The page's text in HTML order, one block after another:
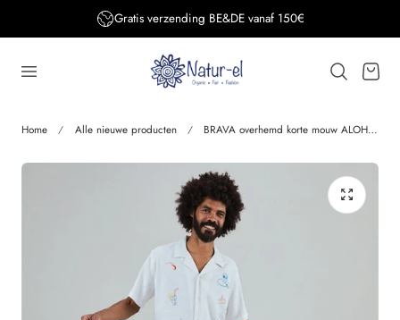
Gratis verzending BE&DE vanaf 150€
Home Alle nieuwe producten BRAVA overhemd korte mouw ALOHA CHIRINGGUITO linnen ecovero